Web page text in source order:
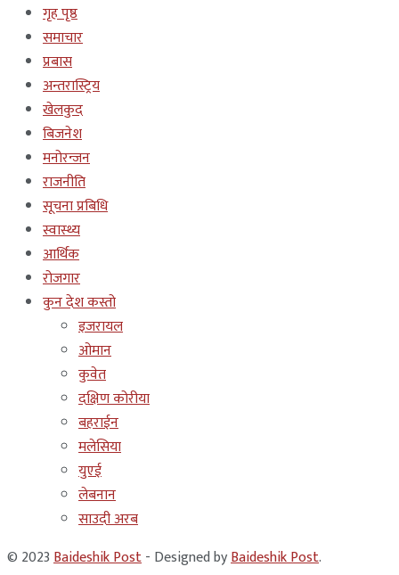
गृह पृष्ठ
समाचार
प्रबास
अन्तरास्ट्रिय
खेलकुद
बिजनेश
मनोरन्जन
राजनीति
सूचना प्रबिधि
स्वास्थ्य
आर्थिक
रोजगार
कुन देश कस्तो
इजरायल
ओमान
कुवेत
दक्षिण कोरीया
बहराईन
मलेसिया
युएई
लेबनान
साउदी अरब
© 2023Baideshik Post- Designed byBaideshik Post.